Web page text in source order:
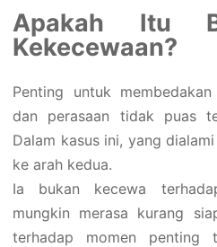
Apakah Itu
Kekecewaan?
Penting untuk
dan perasaan tidak puas
Dalam kasus ini, yang
ke arah kedua.
Ia bukan kecewa
mungkin merasa kurang
terhadap momen penting